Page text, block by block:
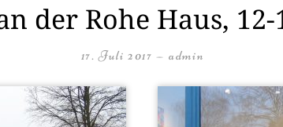
der Rohe Haus, 12-
17. Juli 2017 — admin